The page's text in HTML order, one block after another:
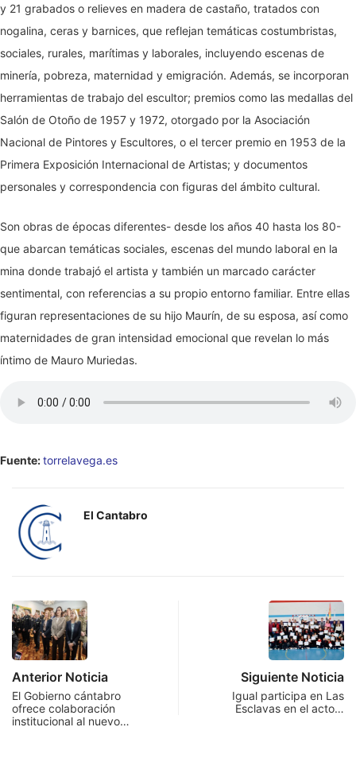
y 21 grabados o relieves en madera de castaño, tratados con
nogalina, ceras y barnices, que reflejan temáticas costumbristas,
sociales, rurales, marítimas y laborales, incluyendo escenas de
minería, pobreza, maternidad y emigración. Además, se incorporan
herramientas de trabajo del escultor; premios como las medallas del
Salón de Otoño de 1957 y 1972, otorgado por la Asociación
Nacional de Pintores y Escultores, o el tercer premio en 1953 de la
Primera Exposición Internacional de Artistas; y documentos
personales y correspondencia con figuras del ámbito cultural.
Son obras de épocas diferentes- desde los años 40 hasta los 80-
que abarcan temáticas sociales, escenas del mundo laboral en la
mina donde trabajó el artista y también un marcado carácter
sentimental, con referencias a su propio entorno familiar. Entre ellas
figuran representaciones de su hijo Maurín, de su esposa, así como
maternidades de gran intensidad emocional que revelan lo más
íntimo de Mauro Muriedas.
Fuente:torrelavega.es
El Cantabro
Anterior Noticia
El Gobierno cántabro
ofrece colaboración
institucional al nuevo…
Siguiente Noticia
Igual participa en Las
Esclavas en el acto…